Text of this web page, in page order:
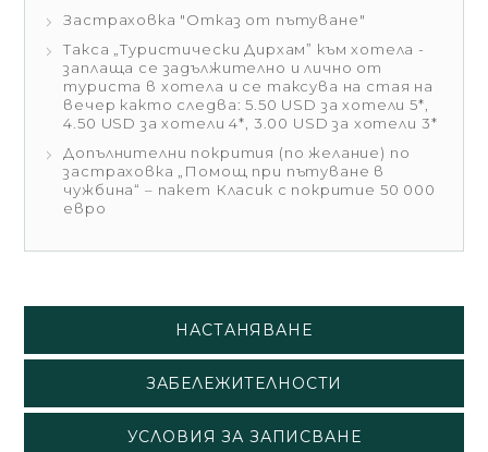
Застраховка "Отказ от пътуване"
Такса „Туристически Дирхам” към хотела -
заплаща се задължително и лично от
туриста в хотела и се таксува на стая на
вечер както следва: 5.50 USD за хотели 5*,
4.50 USD за хотели 4*, 3.00 USD за хотели 3*
Допълнителни покрития (по желание) по
застраховка „Помощ при пътуване в
чужбина“ – пакет Класик с покритие 50 000
евро
НАСТАНЯВАНЕ
ЗАБЕЛЕЖИТЕЛНОСТИ
УСЛОВИЯ ЗА ЗАПИСВАНЕ